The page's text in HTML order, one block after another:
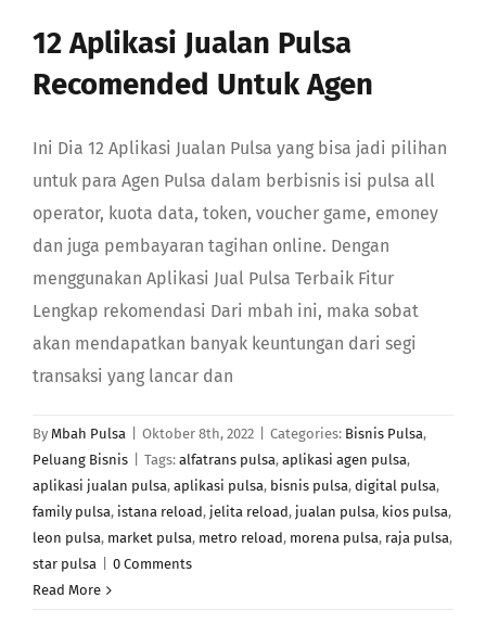
Search
12 Aplikasi Jualan Pulsa
Recomended Untuk Agen
Ini Dia 12 Aplikasi Jualan Pulsa yang bisa jadi pilihan
untuk para Agen Pulsa dalam berbisnis isi pulsa all
operator, kuota data, token, voucher game, emoney
dan juga pembayaran tagihan online. Dengan
menggunakan Aplikasi Jual Pulsa Terbaik Fitur
Lengkap rekomendasi Dari mbah ini, maka sobat
akan mendapatkan banyak keuntungan dari segi
transaksi yang lancar dan
By Mbah Pulsa Oktober 8th, 2022 Categories: Bisnis Pulsa,
Peluang Bisnis
Tags: alfatrans pulsa, aplikasi agen pulsa,
aplikasi jualan pulsa, aplikasi pulsa, bisnis pulsa, digital pulsa,
family pulsa, istana reload, jelita reload, jualan pulsa, kios pulsa,
leon pulsa, market pulsa, metro reload, morena pulsa, raja pulsa,
star pulsa
0 Comments
Read More